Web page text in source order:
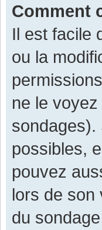
Comment
Il est facile
ou la
ne le
sondages).
possibles,
pouvez
lors de son
du